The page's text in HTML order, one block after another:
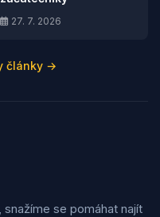
27. 7. 2026
články →
se pomáhat najít